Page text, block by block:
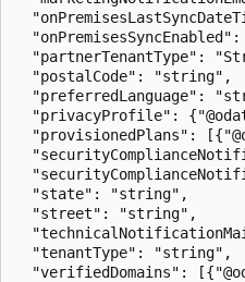
"onPremisesSyncEnabled":
"partnerTenantType":
  "postalCode": "string",
"preferredLanguage":
"privacyProfile":
"provisionedPlans":
  "state": "string",
  "street": "string",
  "tenantType": "string",
"verifiedDomains":